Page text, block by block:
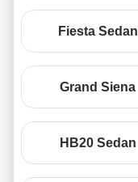
Fiesta Sedan
Grand Siena
HB20 Sedan